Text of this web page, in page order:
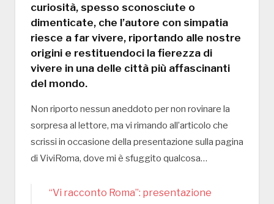
curiosità, spesso sconosciute o
dimenticate, che l’autore con simpatia
riesce a far vivere, riportando alle nostre
origini e restituendoci la fierezza di
vivere in una delle città più affascinanti
del mondo.
Non riporto nessun aneddoto per non rovinare la
sorpresa al lettore, ma vi rimando all’articolo che
scrissi in occasione della presentazione sulla pagina
di ViviRoma, dove mi è sfuggito qualcosa…
“Vi racconto Roma”: presentazione